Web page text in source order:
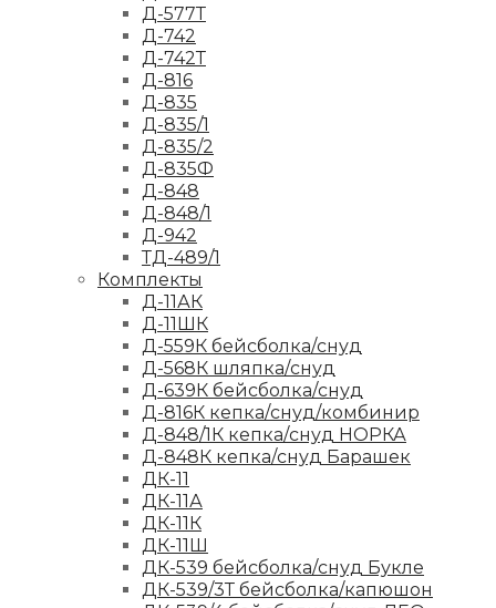
Д-577Т
Д-742
Д-742Т
Д-816
Д-835
Д-835/1
Д-835/2
Д-835Ф
Д-848
Д-848/1
Д-942
ТД-489/1
Комплекты
Д-11АК
Д-11ШК
Д-559К бейсболка/снуд
Д-568К шляпка/снуд
Д-639К бейсболка/снуд
Д-816К кепка/снуд/комбинир
Д-848/1К кепка/снуд НОРКА
Д-848К кепка/снуд Барашек
ДК-11
ДК-11А
ДК-11К
ДК-11Ш
ДК-539 бейсболка/снуд Букле
ДК-539/3Т бейсболка/капюшон